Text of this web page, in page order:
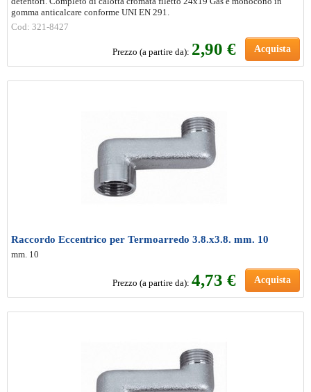
gomma anticalcare conforme UNI EN 291.
Cod: 321-8427
Prezzo (a partire da): 2,90 € Acquista
Raccordo Eccentrico per Termoarredo 3.8.x3.8. mm. 10
mm. 10
Prezzo (a partire da): 4,73 € Acquista